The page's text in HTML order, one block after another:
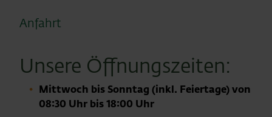
Anfahrt
Unsere Öffnungszeiten:
Mittwoch bis Sonntag (inkl. Feiertage) von
08:30 Uhr bis 18:00 Uhr